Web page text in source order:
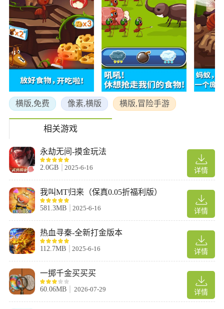
5、互动操作模块
包含触点反馈、拖拽搬运等适龄操作设计，锻炼幼儿手眼协调能
力，并通过即时反馈机制强化行为认知关联。
游戏攻略
1、在本站下载并安装好宝宝认蚂蚁后打开游戏，点击左边的小按
钮开始游玩。
2、选择感兴趣的板块进行点击。
横版,免费 像素,横版 横版,冒险手游
相关游戏
详情
永劫无间-摸金玩法
2.0GB 2025-6-16
详情
我叫MT归来（保真0.05折福利版）
581.3MB 2025-6-16
详情
热血寻秦-全新打金版本
112.7MB 2025-6-16
详情
一掷千金买买买
60.06MB 2026-07-29